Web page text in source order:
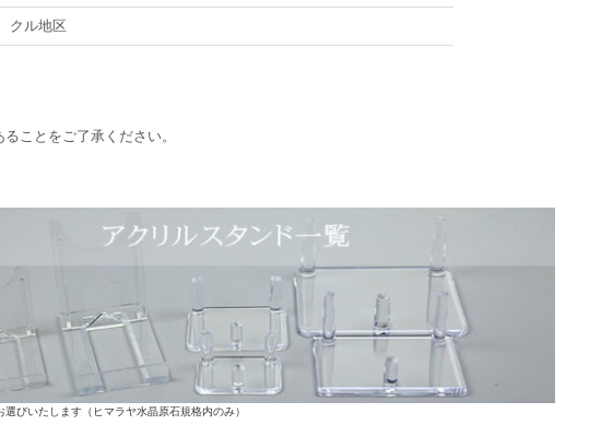
クル地区
ことをご了承ください。
びいたします（ヒマラヤ水晶原石規格内のみ）